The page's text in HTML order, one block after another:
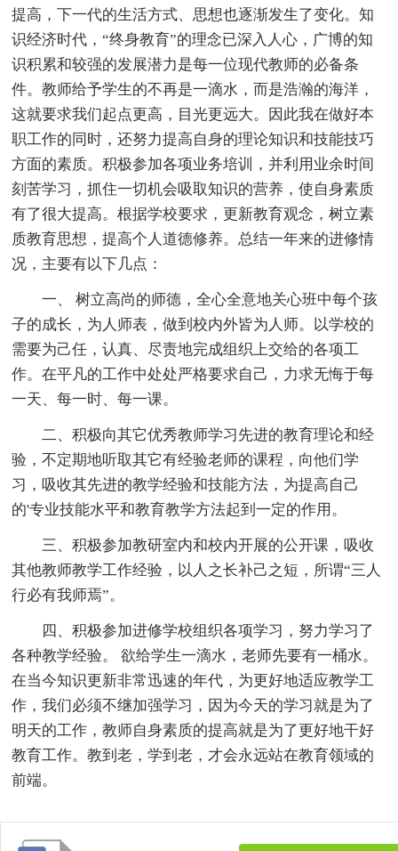
提高，下一代的生活方式、思想也逐渐发生了变化。知
识经济时代，“终身教育”的理念已深入人心，广博的知
识积累和较强的发展潜力是每一位现代教师的必备条
件。教师给予学生的不再是一滴水，而是浩瀚的海洋，
这就要求我们起点更高，目光更远大。因此我在做好本
职工作的同时，还努力提高自身的理论知识和技能技巧
方面的素质。积极参加各项业务培训，并利用业余时间
刻苦学习，抓住一切机会吸取知识的营养，使自身素质
有了很大提高。根据学校要求，更新教育观念，树立素
质教育思想，提高个人道德修养。总结一年来的进修情
况，主要有以下几点：
一、 树立高尚的师德，全心全意地关心班中每个孩
子的成长，为人师表，做到校内外皆为人师。以学校的
需要为己任，认真、尽责地完成组织上交给的各项工
作。在平凡的工作中处处严格要求自己，力求无悔于每
一天、每一时、每一课。
二、积极向其它优秀教师学习先进的教育理论和经
验，不定期地听取其它有经验老师的课程，向他们学
习，吸收其先进的教学经验和技能方法，为提高自己
的'专业技能水平和教育教学方法起到一定的作用。
三、积极参加教研室内和校内开展的公开课，吸收
其他教师教学工作经验，以人之长补己之短，所谓“三人
行必有我师焉”。
四、积极参加进修学校组织各项学习，努力学习了
各种教学经验。 欲给学生一滴水，老师先要有一桶水。
在当今知识更新非常迅速的年代，为更好地适应教学工
作，我们必须不继加强学习，因为今天的学习就是为了
明天的工作，教师自身素质的提高就是为了更好地干好
教育工作。教到老，学到老，才会永远站在教育领域的
前端。